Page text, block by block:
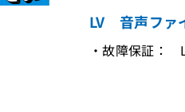
LV 音声ファ
・故障保証：